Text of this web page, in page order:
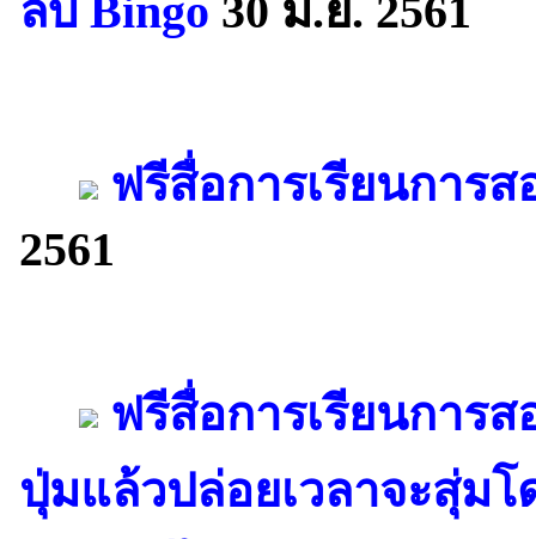
ลบ Bingo 30 มิ.ย. 2561
ฟรีสื่อการเรียนการ
2561
ฟรีสื่อการเรียนการส
ปุ่มแล้วปล่อยเวลาจะสุ่ม